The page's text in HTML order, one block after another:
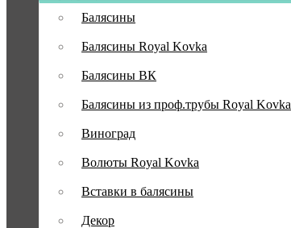
Балясины
Балясины Royal Kovka
Балясины ВК
Балясины из проф.трубы Royal Kovka
Виноград
Волюты Royal Kovka
Вставки в балясины
Декор